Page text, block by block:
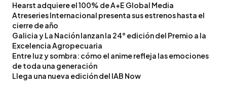
Hearst adquiere el 100% de A+E Global Media
Atreseries Internacional presenta sus estrenos hasta el
cierre de año
Galicia y La Nación lanzan la 24° edición del Premio a la
Excelencia Agropecuaria
Entre luz y sombra: cómo el anime refleja las emociones
de toda una generación
Llega una nueva edición del IAB Now